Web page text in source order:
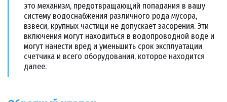
это механизм, предотвращающий попадания в вашу
систему водоснабжения различного рода мусора,
взвеси, крупных частици не допускает засорения. Эти
включения могут находиться в водопроводной воде и
могут нанести вред и уменьшить срок эксплуатации
счетчика и всего оборудования, которое находится
далее.